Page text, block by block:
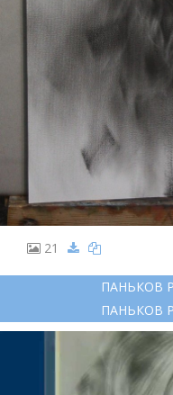
21
ПАНЬКОВ
ПАНЬКОВ